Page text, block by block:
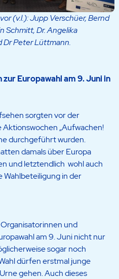
(v.l.): Jupp Verschüer, Bernd
Schmitt, Dr. Angelika
Dr Peter Lüttmann.
Europawahl am 9. Juni in
sorgten vor der
Aktionswochen „Aufwachen!
durchgeführt wurden.
damals über Europa
und letztendlich wohl auch
in der
und
am 9. Juni nicht nur
sogar noch
dürfen erstmal junge
gehen. Auch dieses